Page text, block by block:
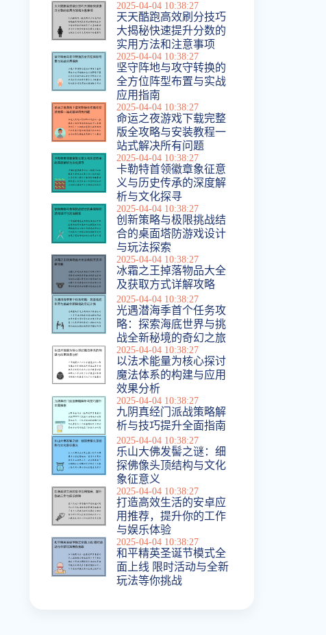
2025-04-04 10:38:27
天天酷跑高效刷分技巧
大揭秘快速提升分数的
实用方法和注意事项
2025-04-04 10:38:27
坚守阵地与攻守转换的
全方位阵型布置与实战
应用指南
2025-04-04 10:38:27
命运之夜游戏下载完整
版全攻略与安装教程一
站式解决所有问题
2025-04-04 10:38:27
卡勒特首领徽章象征意
义与历史传承的深度解
析与文化探寻
2025-04-04 10:38:27
创新策略与极限挑战结
合的桌面塔防游戏设计
与玩法探索
2025-04-04 10:38:27
冰霜之王掉落物品大全
及获取方式详解攻略
2025-04-04 10:38:27
光遇潜海季首个任务攻
略：探索海底世界与挑
战全新秘境的奇幻之旅
2025-04-04 10:38:27
以法术能量为核心探讨
魔法体系的构建与应用
效果分析
2025-04-04 10:38:27
九阴真经门派战策略解
析与技巧提升全面指南
2025-04-04 10:38:27
乐山大佛发髻之谜：细
探佛像头顶结构与文化
象征意义
2025-04-04 10:38:27
打造高效生活的安卓应
用推荐，提升你的工作
与娱乐体验
2025-04-04 10:38:27
和平精英圣诞节模式全
面上线 限时活动与全新
玩法等你挑战